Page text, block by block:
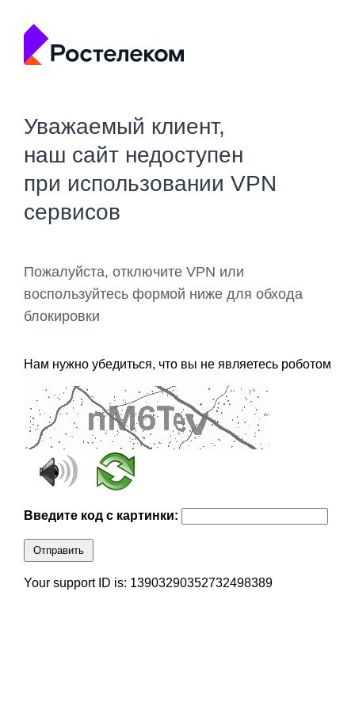
Уважаемый клиент,
наш сайт недоступен
при использовании VPN
сервисов
Пожалуйста, отключите VPN или
воспользуйтесь формой ниже для обхода
блокировки
Нам нужно убедиться, что вы не являетесь роботом
Введите код с картинки:
Отправить
Your support ID is: 13903290352732498389